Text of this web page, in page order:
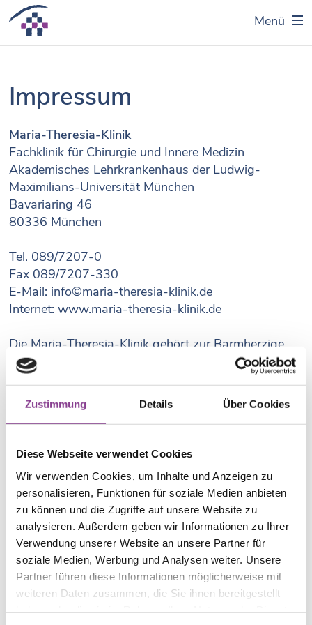
Zustimmung Details Über Cookies
Diese Webseite verwendet Cookies
Wir verwenden Cookies, um Inhalte und Anzeigen zu
personalisieren, Funktionen für soziale Medien anbieten
zu können und die Zugriffe auf unsere Website zu
analysieren. Außerdem geben wir Informationen zu Ihrer
Verwendung unserer Website an unsere Partner für
soziale Medien, Werbung und Analysen weiter. Unsere
Partner führen diese Informationen möglicherweise mit
weiteren Daten zusammen, die Sie ihnen bereitgestellt
Menü
Impressum
Maria-Theresia-Klinik
Fachklinik für Chirurgie und Innere Medizin
Akademisches Lehrkrankenhaus der Ludwig-
Maximilians-Universität München
Bavariaring 46
80336 München
Tel. 089/7207-0
Fax 089/7207-330
E-Mail: info©maria-theresia-klinik.de
Internet:www.maria-theresia-klinik.de
Die Maria-Theresia-Klinik gehört zur Barmherzige
Schwestern München Kliniken und Bildung gGmbH,
Vinzenz-von-Paul-Straße 1, 81671 München.
Amtsgericht München, HRB 308733. USt-IdNr.: DE
129523007. Geschäftsführer: Dr. Simon Machnik.
Inhalt:
Barmherzige Schwestern München Kliniken und
Bildung gGmbH
Redaktion: Bettina Rauscher (Email:
bettina.rauscher©barmherzige.net)
Haf­tungs­aus­schluss:
Unser An­ge­bot ent­hält Links zu ex­ter­nen Web­sites